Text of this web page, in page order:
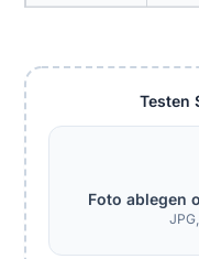
Testen
Foto ablegen